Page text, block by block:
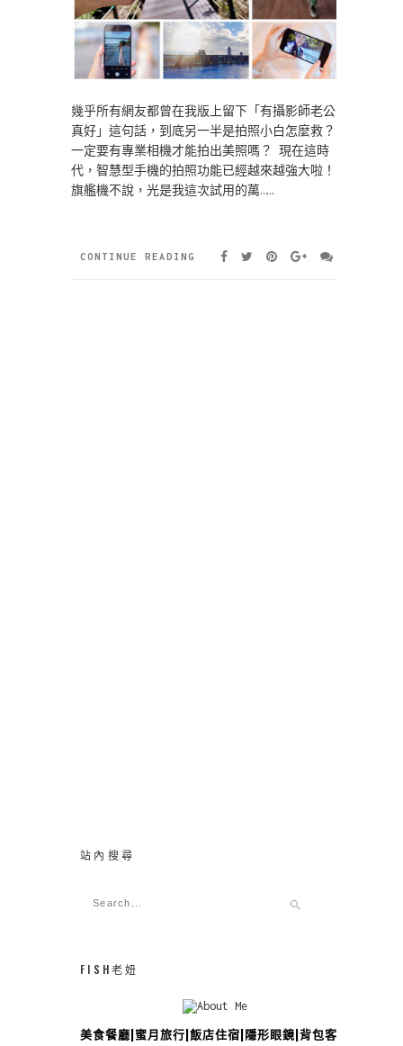
幾乎所有網友都曾在我版上留下「有攝影師老公
真好」這句話，到底另一半是拍照小白怎麼救？
一定要有專業相機才能拍出美照嗎？ 現在這時
代，智慧型手機的拍照功能已經越來越強大啦！
旗艦機不說，光是我這次試用的萬……
CONTINUE READING
站內搜尋
FISH老妞
美食餐廳|蜜月旅行|飯店住宿|隱形眼鏡|背包客攻